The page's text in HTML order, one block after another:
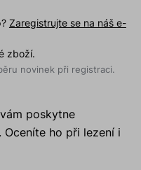
Zaregistrujte se na náš e-
zboží.
novinek při registraci.
vám poskytne
ho při lezení i